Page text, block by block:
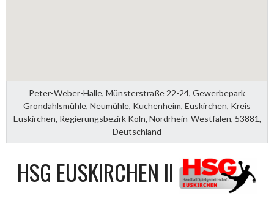
Peter-Weber-Halle, Münsterstraße 22-24, Gewerbepark
Grondahlsmühle, Neumühle, Kuchenheim, Euskirchen, Kreis
Euskirchen, Regierungsbezirk Köln, Nordrhein-Westfalen, 53881,
Deutschland
HSG EUSKIRCHEN II